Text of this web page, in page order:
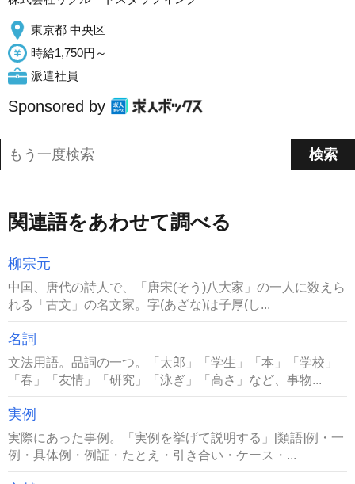
東京都 中央区
時給1,750円～
派遣社員
Sponsored by
関連語をあわせて調べる
柳宗元
中国、唐代の詩人で、「唐宋(そう)八大家」の一人に数えら
れる「古文」の名文家。字(あざな)は子厚(し...
名詞
文法用語。品詞の一つ。「太郎」「学生」「本」「学校」
「春」「友情」「研究」「泳ぎ」「高さ」など、事物...
実例
実際にあった事例。「実例を挙げて説明する」[類語]例・一
例・具体例・例証・たとえ・引き合い・ケース・...